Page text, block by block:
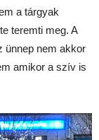
a tárgyak
teremti meg. A
ünnep nem akkor
amikor a szív is